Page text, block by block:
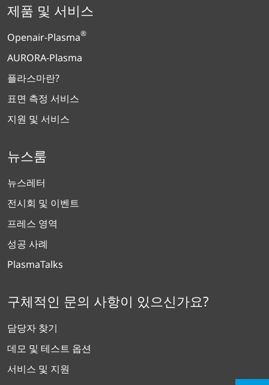
제품 및 서비스
Openair-Plasma®
AURORA-Plasma
플라스마란?
표면 측정 서비스
지원 및 서비스
뉴스룸
뉴스레터
전시회 및 이벤트
프레스 영역
성공 사례
PlasmaTalks
구체적인 문의 사항이 있으신가요?
담당자 찾기
데모 및 테스트 옵션
서비스 및 지원